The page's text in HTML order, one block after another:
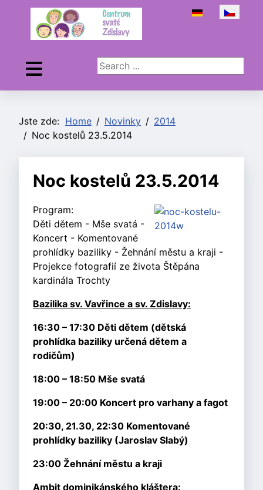
Zvolte jazyk
Search ...
Jste zde: Home Novinky
2014
Noc kostelů 23.5.2014
Noc kostelů 23.5.2014
Program:
Děti dětem - Mše svatá -
Koncert - Komentované
prohlídky baziliky - Žehnání městu a kraji -
Projekce fotografií ze života Štěpána
kardinála Trochty
Bazilika sv. Vavřince a sv. Zdislavy:
16:30 – 17:30 Děti dětem (dětská
prohlídka baziliky určená dětem a
rodičům)
18:00 – 18:50 Mše svatá
19:00 – 20:00 Koncert pro varhany a fagot
20:30, 21.30, 22:30 Komentované
prohlídky baziliky (Jaroslav Slabý)
23:00 Žehnání městu a kraji
Ambit dominikánského kláštera: